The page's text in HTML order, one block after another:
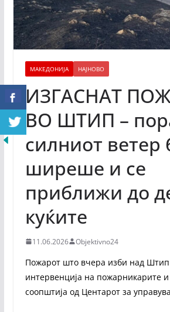
МАКЕДОНИЈА НАЈНОВО
ИЗГАСНАТ
ВО ШТИП –
силниот ветер
ширеше и се
приближи до
куќите
11.06.2026 Objektivno24
Пожарот што вчера изби над Штип
интервенција на пожарникарите
соопштија од Центарот за